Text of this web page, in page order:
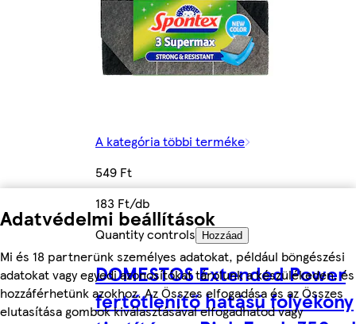
Adatvédelmi beállítások
Mi és 18 partnerünk személyes adatokat, például böngészési
adatokat vagy egyedi azonosítókat tárolunk a készülékeden, és
hozzáférhetünk azokhoz. Az Összes elfogadása és az Összes
elutasítása gombok kiválasztásával elfogadhatod vagy
A kategória többi terméke
549 Ft
183 Ft/db
Quantity controls
Hozzáad
DOMESTOS Extended Power
fertőtlenítő hatású folyékony